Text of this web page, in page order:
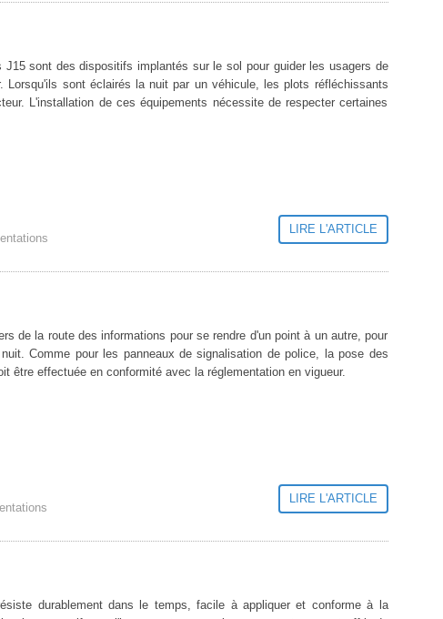
J15 sont des dispositifs implantés sur le sol pour guider les usagers de
Lorsqu'ils sont éclairés la nuit par un véhicule, les plots réfléchissants
L'installation de ces équipements nécessite de respecter certaines
LIRE L'ARTICLE
de la route des informations pour se rendre d'un point à un autre, pour
Comme pour les panneaux de signalisation de police, la pose des
être effectuée en conformité avec la réglementation en vigueur.
LIRE L'ARTICLE
durablement dans le temps, facile à appliquer et conforme à la